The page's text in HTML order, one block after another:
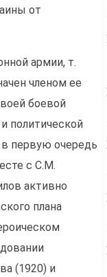
от
армии, т.
членом ее
боевой
политической
в первую очередь
с С.М.
активно
плана
(1920) и